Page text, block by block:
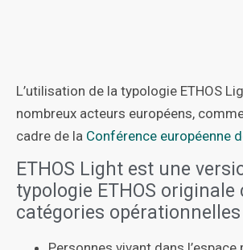
L’utilisation de la typologie ETHOS
nombreux acteurs européens,
cadre de la Conférence européenne
ETHOS Light est une
typologie ETHOS
catégories opérationnelles